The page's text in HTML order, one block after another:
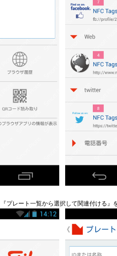
プレート一覧から選択して関連付ける』